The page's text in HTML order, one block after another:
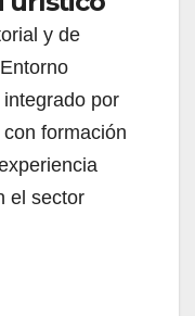
y de
por
formación
el sector